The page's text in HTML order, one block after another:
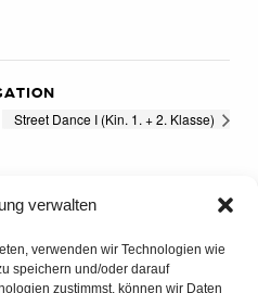
verwalten
verwenden wir Technologien wie
speichern und/oder darauf
zustimmst, können wir Daten
Street Dance I (Kin. 1. + 2. Klasse)